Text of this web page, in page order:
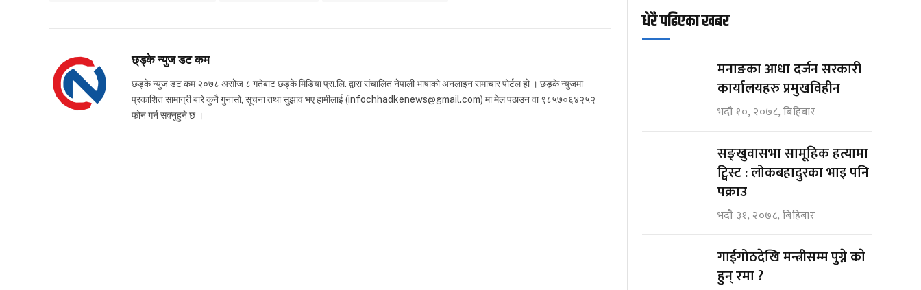
छ्ड्के न्युज डट कम
छड्के न्युज डट कम २०७८ असोज ८ गतेबाट छड्के मिडिया प्रा.लि. द्वारा संचालित नेपाली भाषाको अनलाइन समाचार पोर्टल हो । छड्के न्युजमा
प्रकाशित सामाग्री बारे कुनै गुनासो, सूचना तथा सुझाव भए हामीलाई (infochhadkenews@gmail.com) मा मेल पठाउन वा ९८५७०६४२५२
फोन गर्न सक्नुहुने छ ।
धेरै पढिएका खबर
मनाङका आधा दर्जन सरकारी
कार्यालयहरु प्रमुखविहीन
भदौ १०, २०७८, बिहिबार
सङ्खुवासभा सामूहिक हत्यामा
ट्विस्ट : लोकबहादुरका भाइ पनि
पक्राउ
भदौ ३१, २०७८, बिहिबार
गाईगोठदेखि मन्त्रीसम्म पुग्ने काे
हुन् रमा ?